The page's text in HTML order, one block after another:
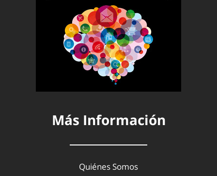
Más Información
Quiénes Somos